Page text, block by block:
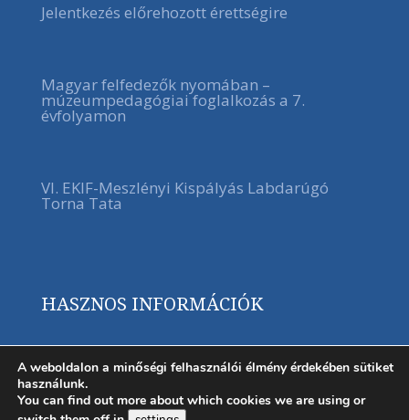
Jelentkezés előrehozott érettségire
Magyar felfedezők nyomában –
múzeumpedagógiai foglalkozás a 7.
évfolyamon
VI. EKIF-Meszlényi Kispályás Labdarúgó
Torna Tata
HASZNOS INFORMÁCIÓK
A weboldalon a minőségi felhasználói élmény érdekében sütiket
használunk.
You can find out more about which cookies we are using or